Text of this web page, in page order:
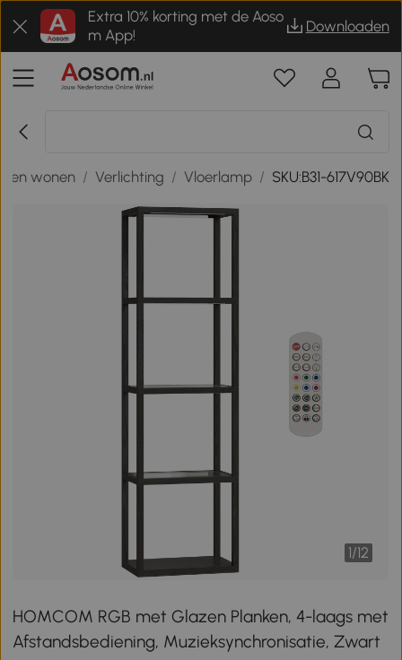
Extra 10% korting met de Aoso
m App!
Downloaden
en wonen / Verlichting / Vloerlamp / SKU:B31-617V90BK
1/12
HOMCOM RGB met Glazen Planken, 4-laags met
Afstandsbediening, Muzieksynchronisatie, Zwart